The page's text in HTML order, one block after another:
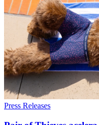
Press Releases